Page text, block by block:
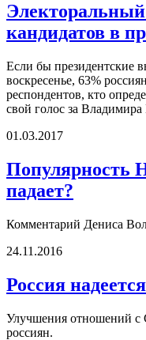
кандидатов в
Если бы президентские
воскресенье, 63%
респондентов, кто
свой голос за
01.03.2017
Популярность
падает?
Комментарий Дениса
24.11.2016
Россия
Улучшения отношений
россиян.